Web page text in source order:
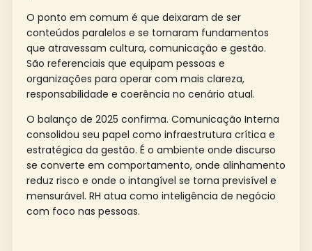
O ponto em comum é que deixaram de ser
conteúdos paralelos e se tornaram fundamentos
que atravessam cultura, comunicação e gestão.
São referenciais que equipam pessoas e
organizações para operar com mais clareza,
responsabilidade e coerência no cenário atual.
O balanço de 2025 confirma. Comunicação Interna
consolidou seu papel como infraestrutura crítica e
estratégica da gestão. É o ambiente onde discurso
se converte em comportamento, onde alinhamento
reduz risco e onde o intangível se torna previsível e
mensurável. RH atua como inteligência de negócio
com foco nas pessoas.